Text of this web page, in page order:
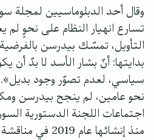
وقال أحد الدبلوماسيين لمجلة
تسارع انهيار النظام على نحوٍ
التأويل، تمسّك بيدرسن
بدايتها: أنّ بشار الأسد لا بدّ
سياسي، لعدم تصوّر وجود بديل».
نحو عامين، لم ينجح بيدرسن
اجتماعات اللجنة الدستورية
منذ إنشائها